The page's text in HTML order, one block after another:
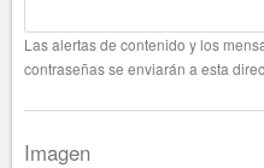
Las alertas de contenido y los
contraseñas se enviarán a esta
Imagen